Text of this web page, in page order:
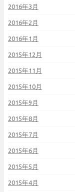
2016年3月
2016年2月
2016年1月
2015年12月
2015年11月
2015年10月
2015年9月
2015年8月
2015年7月
2015年6月
2015年5月
2015年4月